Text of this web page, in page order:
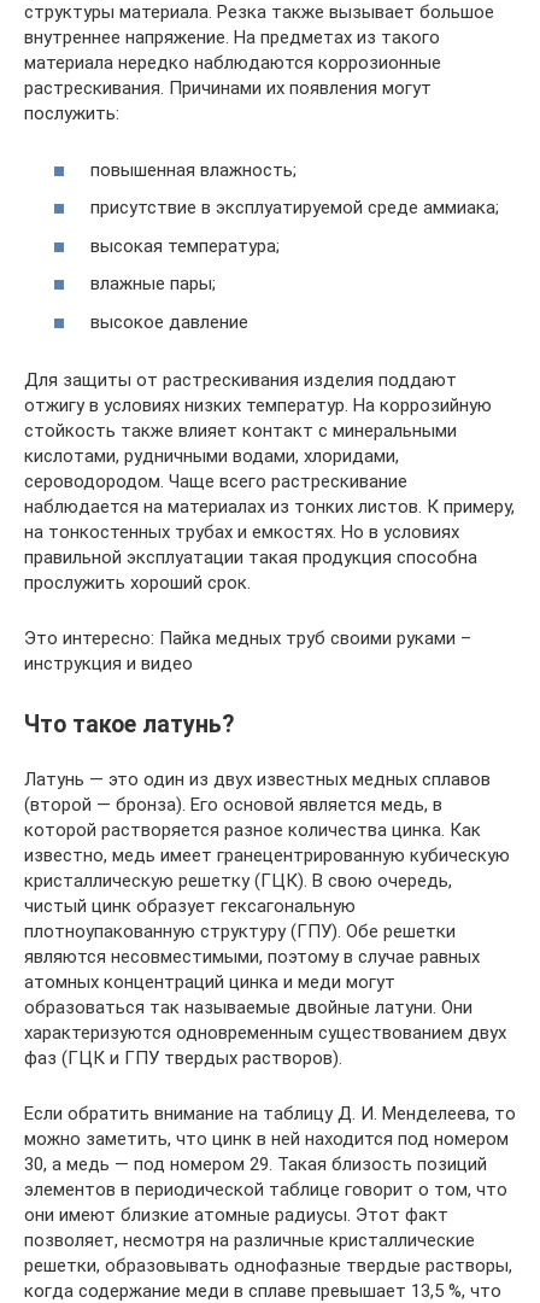
структуры материала. Резка также вызывает большое
внутреннее напряжение. На предметах из такого
материала нередко наблюдаются коррозионные
растрескивания. Причинами их появления могут
послужить:
повышенная влажность;
присутствие в эксплуатируемой среде аммиака;
высокая температура;
влажные пары;
высокое давление
Для защиты от растрескивания изделия поддают
отжигу в условиях низких температур. На коррозийную
стойкость также влияет контакт с минеральными
кислотами, рудничными водами, хлоридами,
сероводородом. Чаще всего растрескивание
наблюдается на материалах из тонких листов. К примеру,
на тонкостенных трубах и емкостях. Но в условиях
правильной эксплуатации такая продукция способна
прослужить хороший срок.
Это интересно: Пайка медных труб своими руками –
инструкция и видео
Что такое латунь?
Латунь — это один из двух известных медных сплавов
(второй — бронза). Его основой является медь, в
которой растворяется разное количества цинка. Как
известно, медь имеет гранецентрированную кубическую
кристаллическую решетку (ГЦК). В свою очередь,
чистый цинк образует гексагональную
плотноупакованную структуру (ГПУ). Обе решетки
являются несовместимыми, поэтому в случае равных
атомных концентраций цинка и меди могут
образоваться так называемые двойные латуни. Они
характеризуются одновременным существованием двух
фаз (ГЦК и ГПУ твердых растворов).
Если обратить внимание на таблицу Д. И. Менделеева, то
можно заметить, что цинк в ней находится под номером
30, а медь — под номером 29. Такая близость позиций
элементов в периодической таблице говорит о том, что
они имеют близкие атомные радиусы. Этот факт
позволяет, несмотря на различные кристаллические
решетки, образовывать однофазные твердые растворы,
когда содержание меди в сплаве превышает 13,5 %, что